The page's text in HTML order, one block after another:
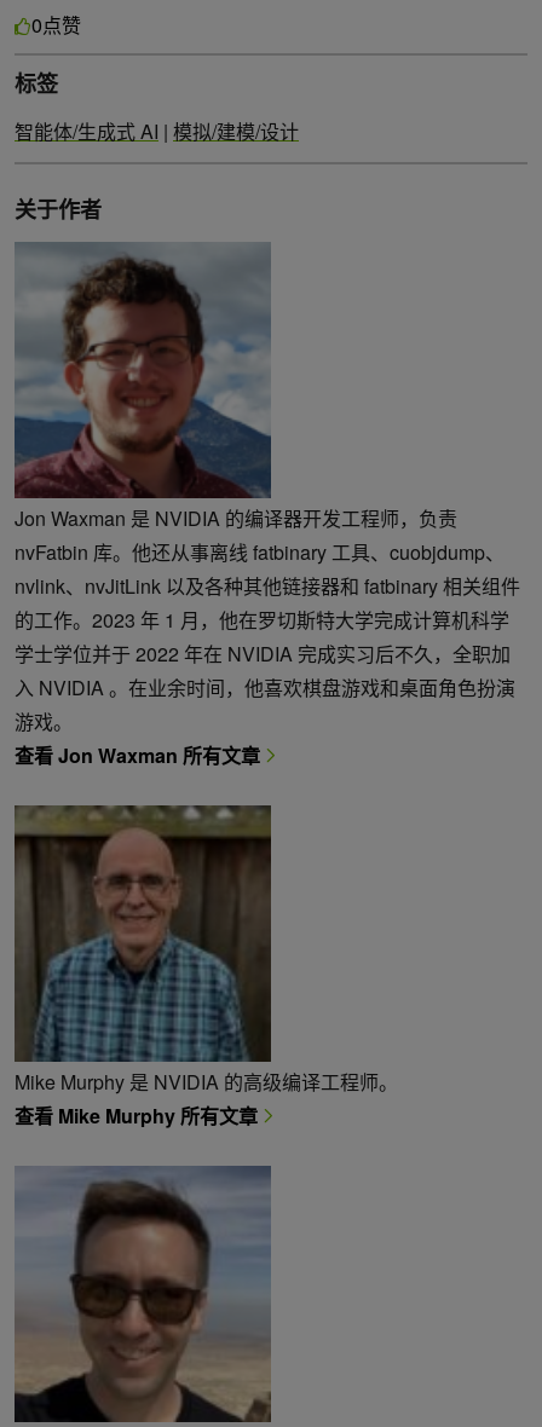
0点赞
标签
智能体/生成式 AI | 模拟/建模/设计
关于作者
Jon Waxman 是 NVIDIA 的编译器开发工程师，负责
nvFatbin 库。他还从事离线 fatbinary 工具、cuobjdump、
nvlink、nvJitLink 以及各种其他链接器和 fatbinary 相关组件
的工作。2023 年 1 月，他在罗切斯特大学完成计算机科学
学士学位并于 2022 年在 NVIDIA 完成实习后不久，全职加
入 NVIDIA 。在业余时间，他喜欢棋盘游戏和桌面角色扮演
游戏。
查看 Jon Waxman 所有文章
Mike Murphy 是 NVIDIA 的高级编译工程师。
查看 Mike Murphy 所有文章